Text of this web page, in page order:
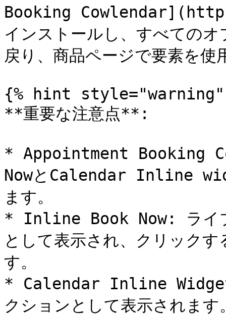
Booking
インストールし、すべての
戻り、商品ページで要素を使
{% hint style="warning"
**重要な注意点**:
* Appointment Booking
NowとCalendar Inline
ます。
* Inline Book Now: ライブ
として表示され、クリック
す。
* Calendar Inline Widget:
クションとして表示されます